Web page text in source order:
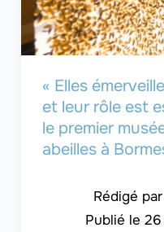
« Elles
et leur rôle est
le premier
abeilles à
26